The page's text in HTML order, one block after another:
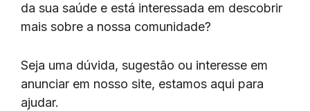
da sua saúde e está interessada em descobrir
mais sobre a nossa comunidade?
Seja uma dúvida, sugestão ou interesse em
anunciar em nosso site, estamos aqui para
ajudar.